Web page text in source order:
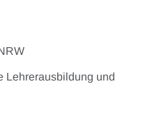
Lehrerausbildung und